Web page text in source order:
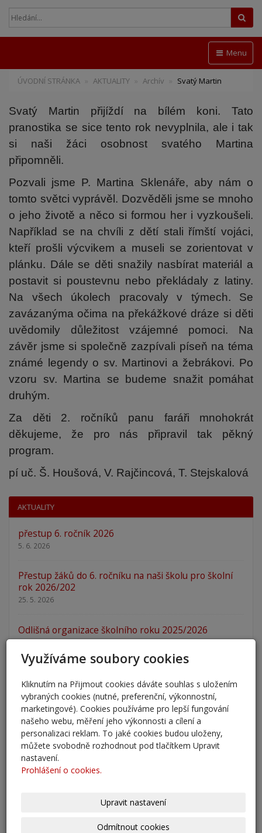
Menu
ÚVODNÍ STRÁNKA AKTUALITY Archív Svatý Martin
Svatý Martin přijíždí na bílém koni. Tato
pranostika se sice tento rok nevyplnila, ale i tak
si naši žáci osobnost svatého Martina
připomněli.
Pozvali jsme P. Martina Sklenáře, aby nám o
tomto světci vyprávěl. Dozvěděli jsme se mnoho
o jeho životě a něco si formou her i vyzkoušeli.
Například se na chvíli z dětí stali římští vojáci,
kteří prošli výcvikem a museli se zorientovat v
plánku. Dále se děti snažily nasbírat materiál a
postavit si poustevnu nebo překládaly z latiny.
Na všech úkolech pracovaly v týmech. Se
zavázanýma očima na překážkové dráze si děti
uvědomily důležitost vzájemné pomoci. Na
závěr jsme si společně zazpívali píseň na téma
známé legendy o sv. Martinovi a žebrákovi. Po
vzoru sv. Martina se budeme snažit pomáhat
druhým.
Za děti 2. ročníků panu faráři mnohokrát
děkujeme, že pro nás připravil tak pěkný
program.
pí uč. Š. Houšová, V. Rajčincová, T. Stejskalová
AKTUALITY
přestup 6. ročník 2026
5. 6. 2026
Přestup žáků do 6. ročníku na naši školu pro školní
rok 2026/202
25. 5. 2026
Odlišná organizace školního roku 2025/2026
27. 2. 2026
23. 2. 2026
Zápis 2026
14. 1. 2026
Nový školní rok - informace
31. 8. 2025
Využíváme soubory cookies
Kliknutím na Přijmout cookies dáváte souhlas s uložením
vybraných cookies (nutné, preferenční, výkonnostní,
marketingové). Cookies používáme pro lepší fungování
našeho webu, měření jeho výkonnosti a cílení a
personalizaci reklam. To jaké cookies budou uloženy,
můžete svobodně rozhodnout pod tlačítkem Upravit
nastavení.
Prohlášení o cookies.
Upravit nastavení
Odmítnout cookies